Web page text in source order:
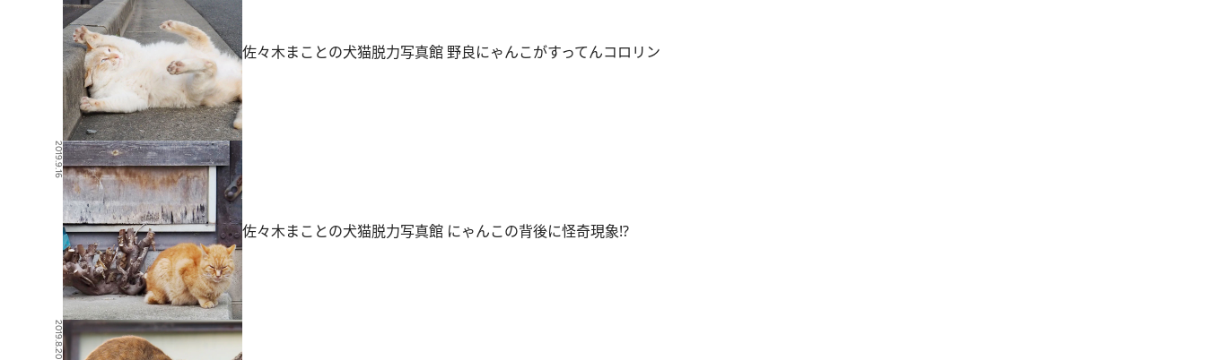
佐々木まことの犬猫脱力写真館 野良にゃんこがすってんコロリン
2019.9.16
佐々木まことの犬猫脱力写真館 にゃんこの背後に怪奇現象!?
2019.8.20